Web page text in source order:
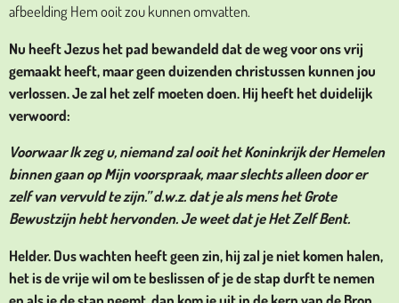
afbeelding Hem ooit zou kunnen omvatten.
Nu heeft Jezus het pad bewandeld dat de weg voor ons vrij
gemaakt heeft, maar geen duizenden christussen kunnen jou
verlossen. Je zal het zelf moeten doen. Hij heeft het duidelijk
verwoord:
Voorwaar Ik zeg u, niemand zal ooit het Koninkrijk der Hemelen
binnen gaan op Mijn voorspraak, maar slechts alleen door er
zelf van vervuld te zijn.” d.w.z. dat je als mens het Grote
Bewustzijn hebt hervonden. Je weet dat je Het Zelf Bent.
Helder. Dus wachten heeft geen zin, hij zal je niet komen halen,
het is de vrije wil om te beslissen of je de stap durft te nemen